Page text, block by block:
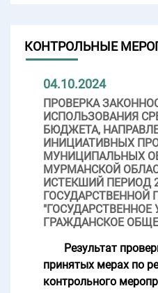
КОНТРОЛЬНЫЕ
04.10.2024
ПРОВЕРКА
ИСПОЛЬЗОВАНИЯ
БЮДЖЕТА,
ИНИЦИАТИВНЫХ
МУНИЦИПАЛЬНЫХ
МУРМАНСКОЙ
ИСТЕКШИЙ ПЕРИОД
ГОСУДАРСТВЕННОЙ
"ГОСУДАРСТВЕННОЕ
ГРАЖДАНСКОЕ
Результат
принятых мерах по
контрольного